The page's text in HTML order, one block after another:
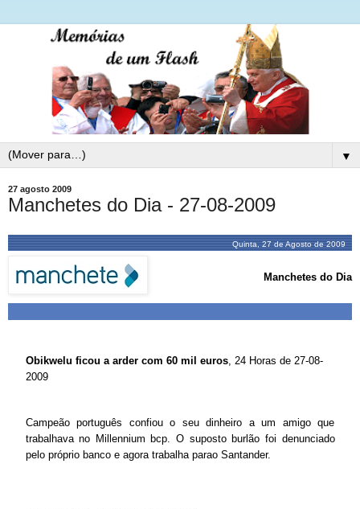
▼
27 agosto 2009
Manchetes do Dia - 27-08-2009
Quinta, 27 de Agosto de 2009
Manchetes do Dia
Obikwelu ficou a arder com 60 mil euros, 24 Horas de 27-08-
2009
Campeão português confiou o seu dinheiro a um amigo que
trabalhava no Millennium bcp. O suposto burlão foi denunciado
pelo próprio banco e agora trabalha parao Santander.